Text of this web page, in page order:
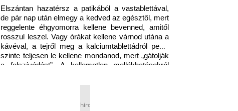
Elszántan hazatérsz a patikából a vastablettával,
de pár nap után elmegy a kedved az egésztől, mert
reggelente éhgyomorra kellene bevenned, amitől
rosszul leszel. Vagy órákat kellene várnod utána a
kávéval, a tejről meg a kalciumtablettádról pedig
szinte teljesen le kellene mondanod, mert „gátolják
a felszívódást”. A kellemetlen mellékhatásokról
hirdetés